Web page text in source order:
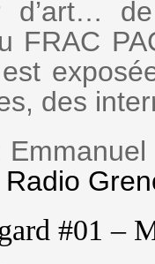
d’art…
FRAC
des
Radio
#01 –